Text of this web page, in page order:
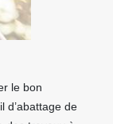
le bon
d’abattage de